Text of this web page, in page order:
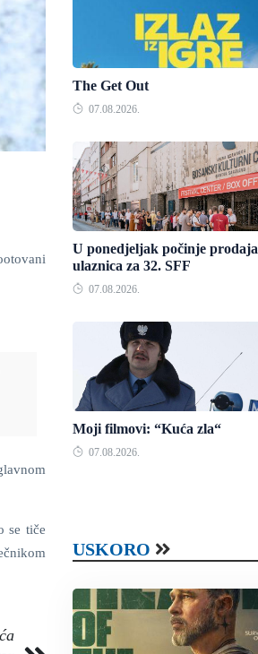
se tiče
The Get Out
07.08.2026.
U ponedjeljak počinje prodaja
ulaznica za 32. SFF
07.08.2026.
Moji filmovi: “Kuća zla“
07.08.2026.
USKORO